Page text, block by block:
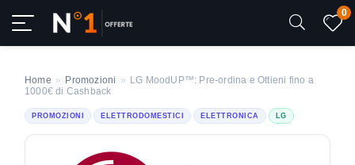
0
Home » Promozioni » LG MoodUP™: Pre-ordina e Ottieni fino a
1000€ di Cashback
PROMOZIONI ELETTRODOMESTICI ELETTRONICA LG